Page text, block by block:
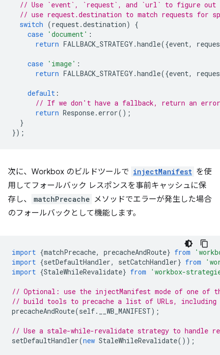
// Use `event`, `request`, and `url` to figure out
// use request.destination to match requests for
switch (request.destination)
{
case 'document' :
return FALLBACK_STRATEGY .handle({event,
case 'image' :
return FALLBACK_STRATEGY .handle({event,
default :
// If we don't have a fallback, return an error
return Response. error();
}
});
次に、Workbox のビルドツールで injectManifest を使
用してフォールバック レスポンスを事前キャッシュに保
存し、
matchPrecache メソッドでエラーが発生した場合
のフォールバックとして機能します。
import {matchPrecache, precacheAndRoute} from
import {setDefaultHandler, setCatchHandler} from
import {StaleWhileRevalidate} from 'workbox-
// Optional: use the injectManifest mode of one of
// build tools to precache a list of URLs, including
precacheAndRoute(self. __WB_MANIFEST);
// Use a stale-while-revalidate strategy to handle
setDefaultHandler(new StaleWhileRevalidate());